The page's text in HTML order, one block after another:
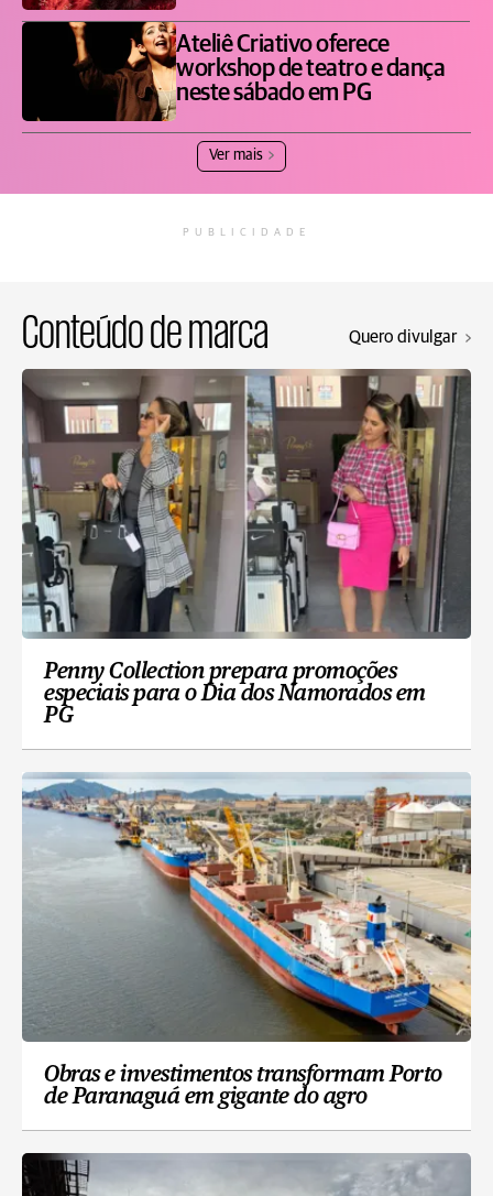
Ateliê Criativo oferece
workshop de teatro e dança
neste sábado em PG
Ver mais
PUBLICIDADE
Conteúdo de marca Quero divulgar
Penny Collection prepara promoções
especiais para o Dia dos Namorados em
PG
Obras e investimentos transformam Porto
de Paranaguá em gigante do agro